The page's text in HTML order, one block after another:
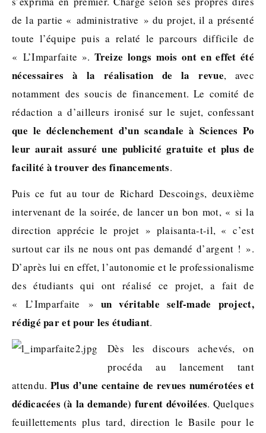
de la partie « administrative » du projet, il a présenté
toute l’équipe puis a relaté le parcours difficile de
« L’Imparfaite ». Treize longs mois ont en effet été
nécessaires à la réalisation de la revue, avec
notamment des soucis de financement. Le comité de
rédaction a d’ailleurs ironisé sur le sujet, confessant
que le déclenchement d’un scandale à Sciences Po
leur aurait assuré une publicité gratuite et plus de
facilité à trouver des financements.
Puis ce fut au tour de Richard Descoings, deuxième
intervenant de la soirée, de lancer un bon mot, « si la
direction apprécie le projet » plaisanta-t-il, « c’est
surtout car ils ne nous ont pas demandé d’argent ! ».
D’après lui en effet, l’autonomie et le professionalisme
des étudiants qui ont réalisé ce projet, a fait de
« L’Imparfaite » un véritable self-made project,
rédigé par et pour les étudiant.
Dès les discours achevés, on
procéda au lancement tant
attendu. Plus d’une centaine de revues numérotées et
dédicacées (à la demande) furent dévoilées. Quelques
feuillettements plus tard, direction le Basile pour le